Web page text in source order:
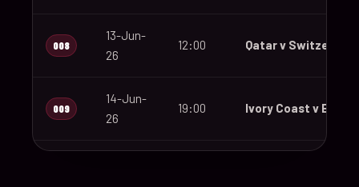
008
13-Jun-
26
12:00 Qatar v Switzerland
009
14-Jun-
26
19:00 Ivory Coast v